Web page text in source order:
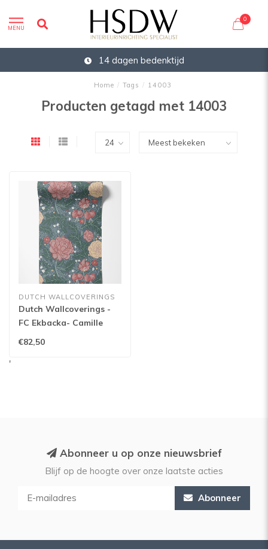
MENU
0
14 dagen bedenktijd
Home / Tags / 14003
Producten getagd met 14003
DUTCH WALLCOVERINGS
Dutch Wallcoverings -
FC Ekbacka- Camille
Blue - 14003
€82,50
'
Abonneer u op onze nieuwsbrief
Blijf op de hoogte over onze laatste acties
Abonneer